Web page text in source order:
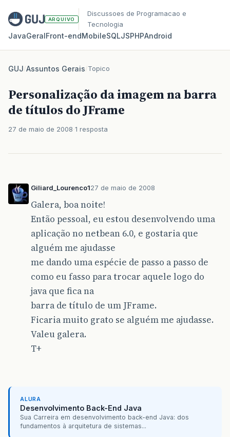
ARQUIVO
Discussoes de Programacao e
Tecnologia
JavaGeralFront‑endMobileSQLJSPHPAndroid
GUJ/Assuntos Gerais/Topico
Personalização da imagem na barra
de títulos do JFrame
27 de maio de 2008 1 resposta
Giliard_Lourenco127 de maio de 2008
Galera, boa noite!
Então pessoal, eu estou desenvolvendo uma
aplicação no netbean 6.0, e gostaria que
alguém me ajudasse
me dando uma espécie de passo a passo de
como eu fasso para trocar aquele logo do
java que fica na
barra de título de um JFrame.
Ficaria muito grato se alguém me ajudasse.
Valeu galera.
T+
ALURA
Desenvolvimento Back-End Java
Sua Carreira em desenvolvimento back-end Java: dos
fundamentos à arquitetura de sistemas...